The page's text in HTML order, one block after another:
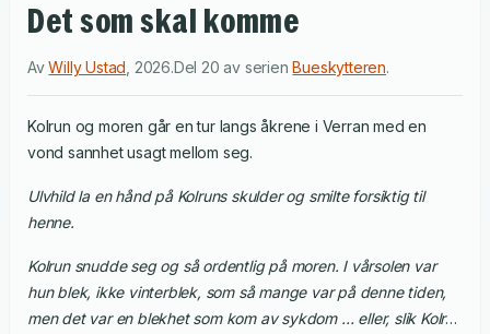
Det som skal komme
AvWilly Ustad 2026.Del 20 av serienBueskytteren.
Kolrun og moren går en tur langs åkrene i Verran med en
vond sannhet usagt mellom seg.
Ulvhild la en hånd på Kolruns skulder og smilte forsiktig til
henne.
Kolrun snudde seg og så ordentlig på moren. I vårsolen var
hun blek, ikke vinterblek, som så mange var på denne tiden,
men det var en blekhet som kom av sykdom … eller, slik Kolrun